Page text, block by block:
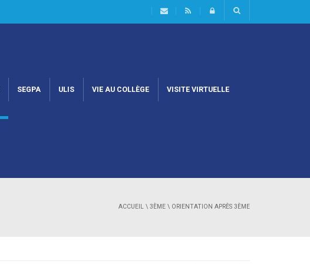
SEGPA ULIS VIE AU COLLÈGE VISITE VIRTUELLE
ACCUEIL \ 3ÈME \ ORIENTATION APRÈS 3ÈME